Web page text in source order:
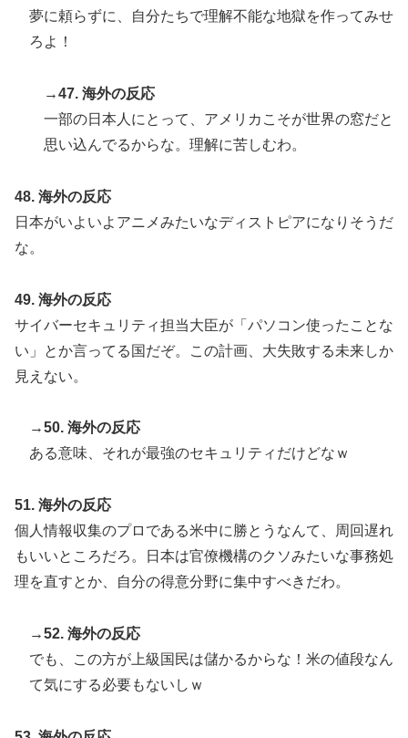
夢に頼らずに、自分たちで理解不能な地獄を作ってみせ
ろよ！
→47. 海外の反応
一部の日本人にとって、アメリカこそが世界の窓だと
思い込んでるからな。理解に苦しむわ。
48. 海外の反応
日本がいよいよアニメみたいなディストピアになりそうだ
な。
49. 海外の反応
サイバーセキュリティ担当大臣が「パソコン使ったことな
い」とか言ってる国だぞ。この計画、大失敗する未来しか
見えない。
→50. 海外の反応
ある意味、それが最強のセキュリティだけどなｗ
51. 海外の反応
個人情報収集のプロである米中に勝とうなんて、周回遅れ
もいいところだろ。日本は官僚機構のクソみたいな事務処
理を直すとか、自分の得意分野に集中すべきだわ。
→52. 海外の反応
でも、この方が上級国民は儲かるからな！米の値段なん
て気にする必要もないしｗ